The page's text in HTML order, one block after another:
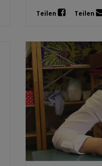
Teilen Teilen